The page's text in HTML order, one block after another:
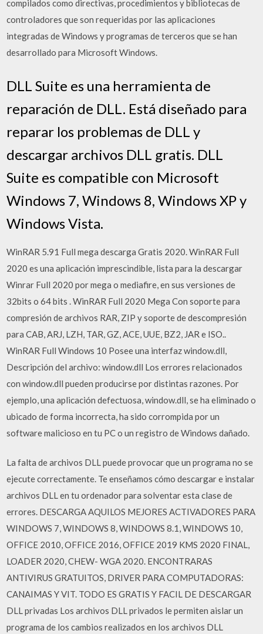
compilados como directivas, procedimientos y bibliotecas de
controladores que son requeridas por las aplicaciones
integradas de Windows y programas de terceros que se han
desarrollado para Microsoft Windows.
DLL Suite es una herramienta de
reparación de DLL. Está diseñado para
reparar los problemas de DLL y
descargar archivos DLL gratis. DLL
Suite es compatible con Microsoft
Windows 7, Windows 8, Windows XP y
Windows Vista.
WinRAR 5.91 Full mega descarga Gratis 2020. WinRAR Full
2020 es una aplicación imprescindible, lista para la descargar
Winrar Full 2020 por mega o mediafire, en sus versiones de
32bits o 64 bits . WinRAR Full 2020 Mega Con soporte para
compresión de archivos RAR, ZIP y soporte de descompresión
para CAB, ARJ, LZH, TAR, GZ, ACE, UUE, BZ2, JAR e ISO..
WinRAR Full Windows 10 Posee una interfaz window.dll,
Descripción del archivo: window.dll Los errores relacionados
con window.dll pueden producirse por distintas razones. Por
ejemplo, una aplicación defectuosa, window.dll, se ha eliminado o
ubicado de forma incorrecta, ha sido corrompida por un
software malicioso en tu PC o un registro de Windows dañado.
La falta de archivos DLL puede provocar que un programa no se
ejecute correctamente. Te enseñamos cómo descargar e instalar
archivos DLL en tu ordenador para solventar esta clase de
errores. DESCARGA AQUILOS MEJORES ACTIVADORES PARA
WINDOWS 7, WINDOWS 8, WINDOWS 8.1, WINDOWS 10,
OFFICE 2010, OFFICE 2016, OFFICE 2019 KMS 2020 FINAL,
LOADER 2020, CHEW- WGA 2020. ENCONTRARAS
ANTIVIRUS GRATUITOS, DRIVER PARA COMPUTADORAS:
CANAIMAS Y VIT. TODO ES GRATIS Y FACIL DE DESCARGAR
DLL privadas Los archivos DLL privados le permiten aislar un
programa de los cambios realizados en los archivos DLL